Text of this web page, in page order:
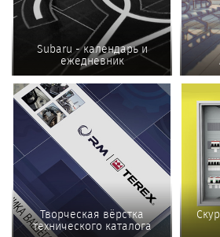
Subaru - календарь и
ежедневник
Творческая вёрстка
технического каталога